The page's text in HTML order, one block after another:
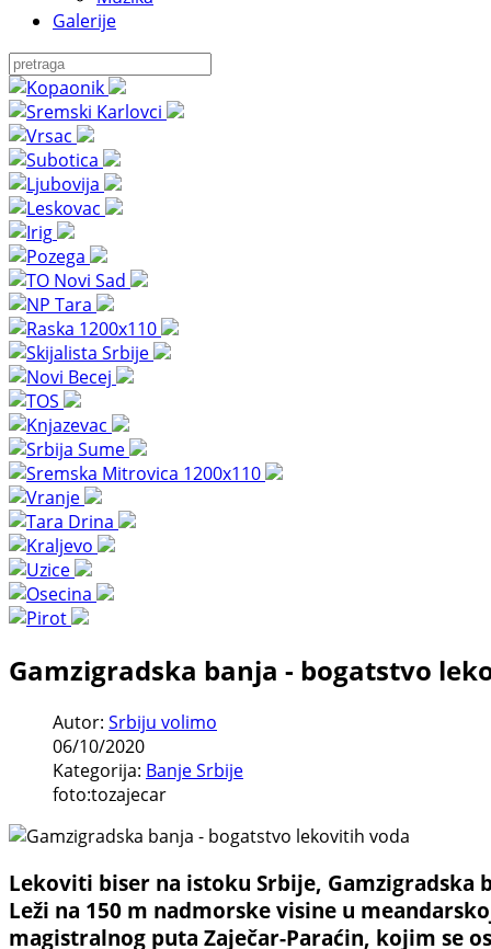
Galerije
Gamzigradska banja - bogatstvo
Autor: Srbiju volimo
06/10/2020
Kategorija: Banje Srbije
foto:tozajecar
Lekoviti biser na istoku Srbije, Gamzigradska
Leži na 150 m nadmorske visine u
magistralnog puta Zaječar-Paraćin, kojim se